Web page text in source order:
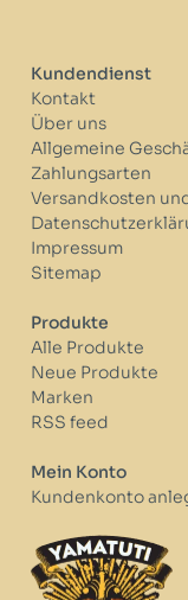
Kundendienst
Kontakt
Über uns
Allgemeine
Zahlungsarten
Versandkosten
Impressum
Sitemap
Produkte
Alle Produkte
Neue Produkte
Marken
RSS feed
Mein Konto
Kundenkonto